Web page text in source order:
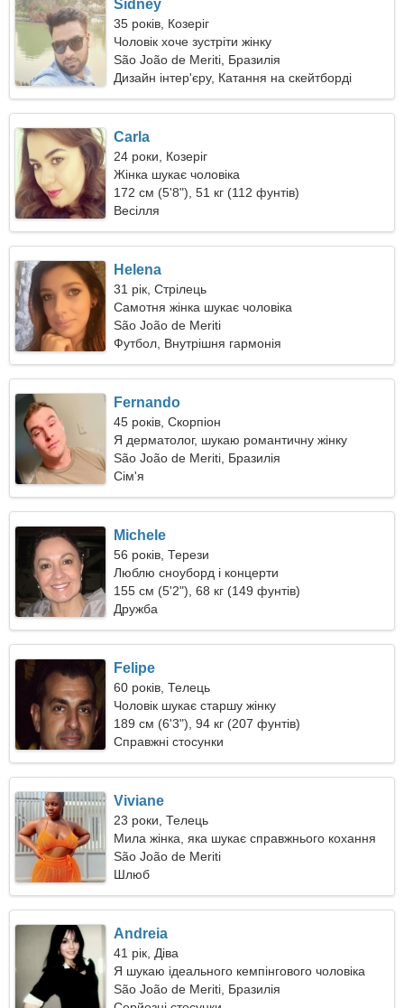
Sidney
35 років, Козеріг
Чоловік хоче зустріти жінку
São João de Meriti, Бразилія
Дизайн інтер'єру, Катання на скейтборді
Carla
24 роки, Козеріг
Жінка шукає чоловіка
172 см (5'8"), 51 кг (112 фунтів)
Весілля
Helena
31 рік, Стрілець
Самотня жінка шукає чоловіка
São João de Meriti
Футбол, Внутрішня гармонія
Fernando
45 років, Скорпіон
Я дерматолог, шукаю романтичну жінку
São João de Meriti, Бразилія
Сім'я
Michele
56 років, Терези
Люблю сноуборд і концерти
155 см (5'2"), 68 кг (149 фунтів)
Дружба
Felipe
60 років, Телець
Чоловік шукає старшу жінку
189 см (6'3"), 94 кг (207 фунтів)
Справжні стосунки
Viviane
23 роки, Телець
Мила жінка, яка шукає справжнього кохання
São João de Meriti
Шлюб
Andreia
41 рік, Діва
Я шукаю ідеального кемпінгового чоловіка
São João de Meriti, Бразилія